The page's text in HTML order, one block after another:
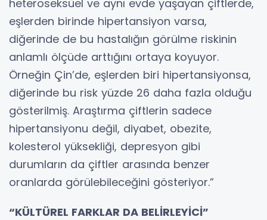
heteroseksüel ve aynı evde yaşayan çiftlerde,
eşlerden birinde hipertansiyon varsa,
diğerinde de bu hastalığın görülme riskinin
anlamlı ölçüde arttığını ortaya koyuyor.
Örneğin Çin’de, eşlerden biri hipertansiyonsa,
diğerinde bu risk yüzde 26 daha fazla olduğu
gösterilmiş. Araştırma çiftlerin sadece
hipertansiyonu değil, diyabet, obezite,
kolesterol yüksekliği, depresyon gibi
durumların da çiftler arasında benzer
oranlarda görülebileceğini gösteriyor.”
“KÜLTÜREL FARKLAR DA BELİRLEYİCİ”